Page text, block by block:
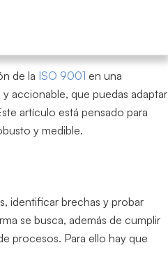
de la ISO 9001 en una
accionable, que puedas adaptar
artículo está pensado para
y medible.
identificar brechas y probar
se busca, además de cumplir
procesos. Para ello hay que